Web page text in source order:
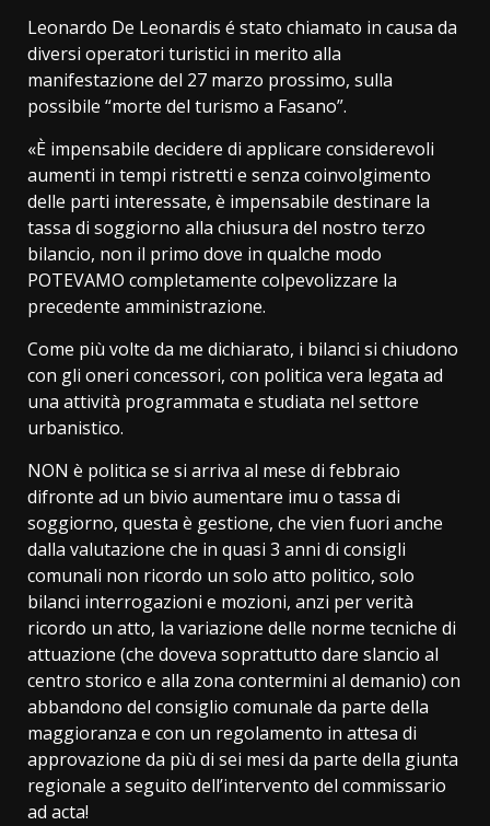
Leonardo De Leonardis é stato chiamato in causa da
diversi operatori turistici in merito alla
manifestazione del 27 marzo prossimo, sulla
possibile “morte del turismo a Fasano”.
«È impensabile decidere di applicare considerevoli
aumenti in tempi ristretti e senza coinvolgimento
delle parti interessate, è impensabile destinare la
tassa di soggiorno alla chiusura del nostro terzo
bilancio, non il primo dove in qualche modo
POTEVAMO completamente colpevolizzare la
precedente amministrazione.
Come più volte da me dichiarato, i bilanci si chiudono
con gli oneri concessori, con politica vera legata ad
una attività programmata e studiata nel settore
urbanistico.
NON è politica se si arriva al mese di febbraio
difronte ad un bivio aumentare imu o tassa di
soggiorno, questa è gestione, che vien fuori anche
dalla valutazione che in quasi 3 anni di consigli
comunali non ricordo un solo atto politico, solo
bilanci interrogazioni e mozioni, anzi per verità
ricordo un atto, la variazione delle norme tecniche di
attuazione (che doveva soprattutto dare slancio al
centro storico e alla zona contermini al demanio) con
abbandono del consiglio comunale da parte della
maggioranza e con un regolamento in attesa di
approvazione da più di sei mesi da parte della giunta
regionale a seguito dell’intervento del commissario
ad acta!